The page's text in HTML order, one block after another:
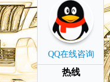
QQ在线咨询
热线